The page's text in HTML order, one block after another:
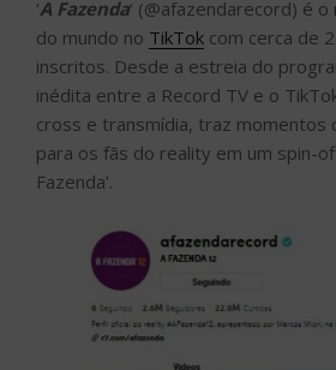
‘A Fazenda‘ (@afazendarecord) é
do mundo no TikTok com cerca de
inscritos. Desde a estreia do
inédita entre a Record TV e o
cross e transmídia, traz momentos
para os fãs do reality em um spin-
Fazenda’.